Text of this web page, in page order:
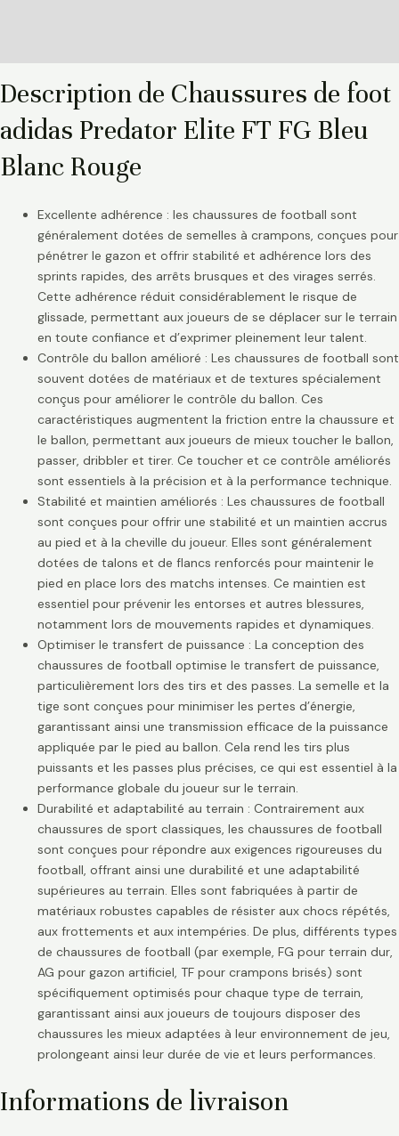
Description de Chaussures de foot
adidas Predator Elite FT FG Bleu
Blanc Rouge
Excellente adhérence : les chaussures de football sont
généralement dotées de semelles à crampons, conçues pour
pénétrer le gazon et offrir stabilité et adhérence lors des
sprints rapides, des arrêts brusques et des virages serrés.
Cette adhérence réduit considérablement le risque de
glissade, permettant aux joueurs de se déplacer sur le terrain
en toute confiance et d’exprimer pleinement leur talent.
Contrôle du ballon amélioré : Les chaussures de football sont
souvent dotées de matériaux et de textures spécialement
conçus pour améliorer le contrôle du ballon. Ces
caractéristiques augmentent la friction entre la chaussure et
le ballon, permettant aux joueurs de mieux toucher le ballon,
passer, dribbler et tirer. Ce toucher et ce contrôle améliorés
sont essentiels à la précision et à la performance technique.
Stabilité et maintien améliorés : Les chaussures de football
sont conçues pour offrir une stabilité et un maintien accrus
au pied et à la cheville du joueur. Elles sont généralement
dotées de talons et de flancs renforcés pour maintenir le
pied en place lors des matchs intenses. Ce maintien est
essentiel pour prévenir les entorses et autres blessures,
notamment lors de mouvements rapides et dynamiques.
Optimiser le transfert de puissance : La conception des
chaussures de football optimise le transfert de puissance,
particulièrement lors des tirs et des passes. La semelle et la
tige sont conçues pour minimiser les pertes d’énergie,
garantissant ainsi une transmission efficace de la puissance
appliquée par le pied au ballon. Cela rend les tirs plus
puissants et les passes plus précises, ce qui est essentiel à la
performance globale du joueur sur le terrain.
Durabilité et adaptabilité au terrain : Contrairement aux
chaussures de sport classiques, les chaussures de football
sont conçues pour répondre aux exigences rigoureuses du
football, offrant ainsi une durabilité et une adaptabilité
supérieures au terrain. Elles sont fabriquées à partir de
matériaux robustes capables de résister aux chocs répétés,
aux frottements et aux intempéries. De plus, différents types
de chaussures de football (par exemple, FG pour terrain dur,
AG pour gazon artificiel, TF pour crampons brisés) sont
spécifiquement optimisés pour chaque type de terrain,
garantissant ainsi aux joueurs de toujours disposer des
chaussures les mieux adaptées à leur environnement de jeu,
prolongeant ainsi leur durée de vie et leurs performances.
Informations de livraison